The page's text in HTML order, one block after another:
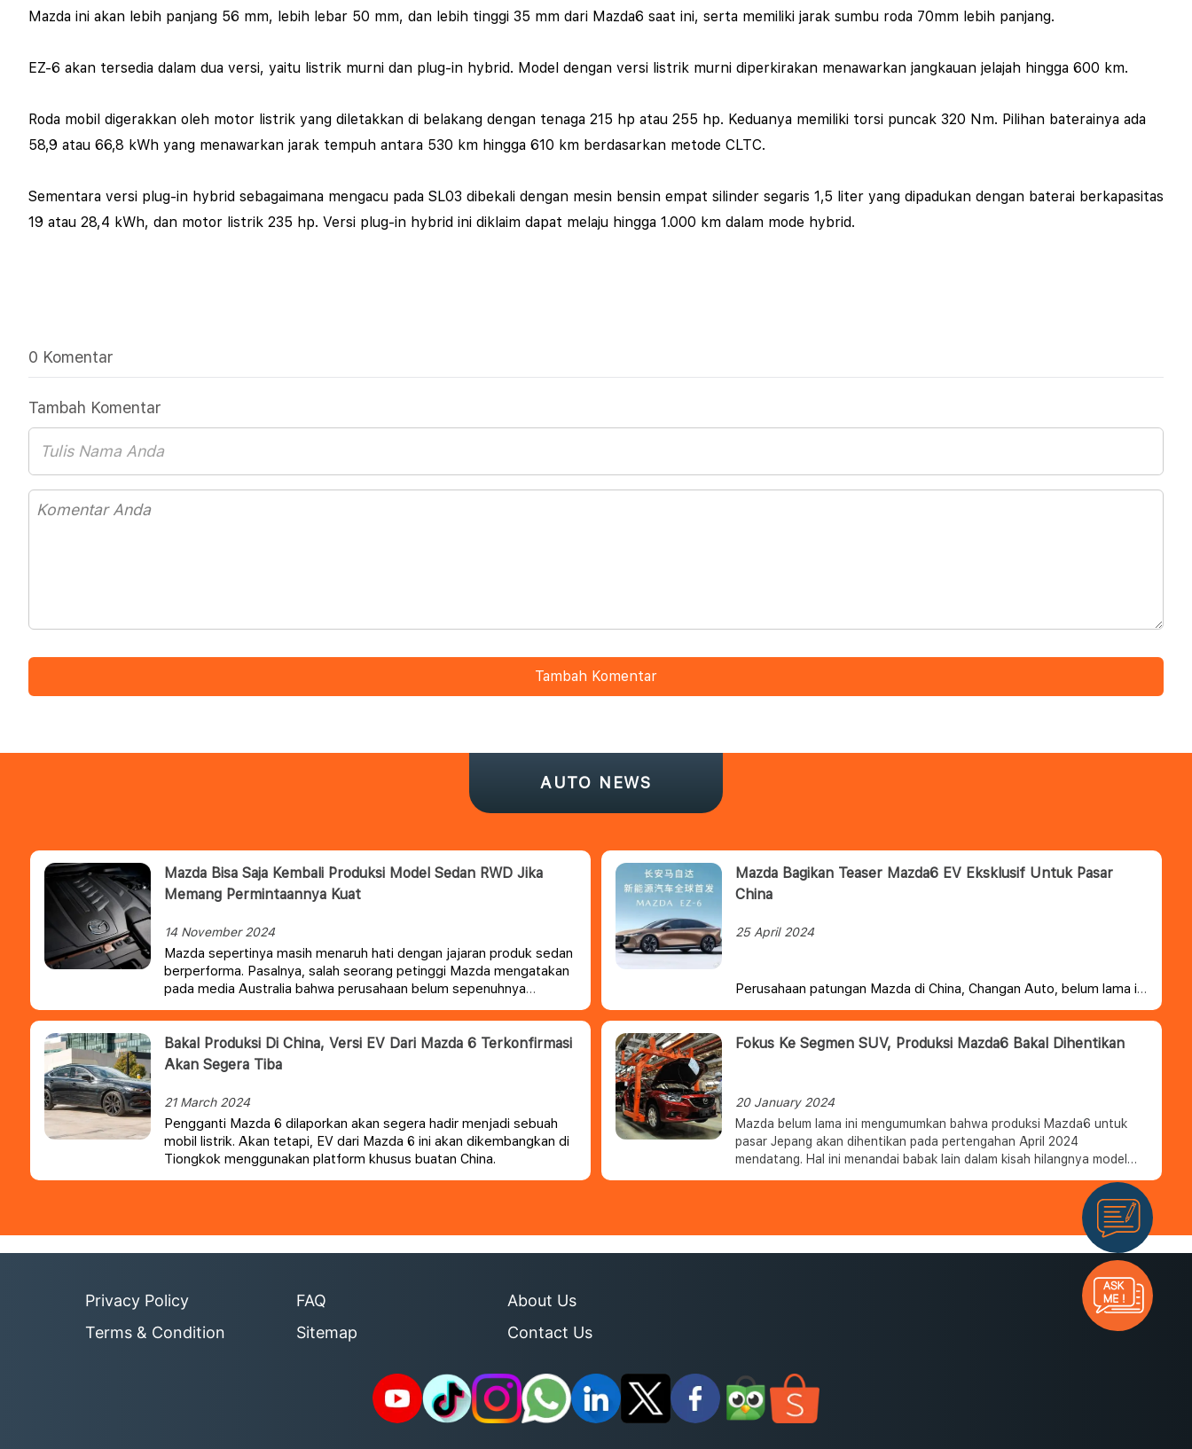
Mazda ini akan lebih panjang 56 mm, lebih lebar 50 mm, dan lebih tinggi 35 mm dari Mazda6 saat ini, serta memiliki jarak sumbu roda 70mm lebih panjang.
EZ-6 akan tersedia dalam dua versi, yaitu listrik murni dan plug-in hybrid. Model dengan versi listrik murni diperkirakan menawarkan jangkauan jelajah hingga 600 km.
Roda mobil digerakkan oleh motor listrik yang diletakkan di belakang dengan tenaga 215 hp atau 255 hp. Keduanya memiliki torsi puncak 320 Nm. Pilihan baterainya ada
58,9 atau 66,8 kWh yang menawarkan jarak tempuh antara 530 km hingga 610 km berdasarkan metode CLTC.
Sementara versi plug-in hybrid sebagaimana mengacu pada SL03 dibekali dengan mesin bensin empat silinder segaris 1,5 liter yang dipadukan dengan baterai berkapasitas
19 atau 28,4 kWh, dan motor listrik 235 hp. Versi plug-in hybrid ini diklaim dapat melaju hingga 1.000 km dalam mode hybrid.
0 Komentar
Tambah Komentar
Tambah Komentar
AUTO NEWS
Mazda Bisa Saja Kembali Produksi Model Sedan RWD Jika
Memang Permintaannya Kuat
14 November 2024
Mazda sepertinya masih menaruh hati dengan jajaran produk sedan
berperforma. Pasalnya, salah seorang petinggi Mazda mengatakan
pada media Australia bahwa perusahaan belum sepenuhnya
menutup pintu untuk Mazda 6 baru dengan rangka RWD.
Mazda Bagikan Teaser Mazda6 EV Eksklusif Untuk Pasar
China
25 April 2024
Perusahaan patungan Mazda di China, Changan Auto, belum lama ini
telah memamerkan sedan listrik baru penerus dari Mazda6. Dilihat
sebagai calon penerus Mazda6 (Atenza) yang dihentikan
produksinya, sedan listrik ini sepertinya akan dijual khusus untuk
Bakal Produksi Di China, Versi EV Dari Mazda 6 Terkonfirmasi
Akan Segera Tiba
21 March 2024
Pengganti Mazda 6 dilaporkan akan segera hadir menjadi sebuah
mobil listrik. Akan tetapi, EV dari Mazda 6 ini akan dikembangkan di
Tiongkok menggunakan platform khusus buatan China.
Fokus Ke Segmen SUV, Produksi Mazda6 Bakal Dihentikan
20 January 2024
Mazda belum lama ini mengumumkan bahwa produksi Mazda6 untuk
pasar Jepang akan dihentikan pada pertengahan April 2024
mendatang. Hal ini menandai babak lain dalam kisah hilangnya model
Privacy Policy
Terms & Condition
FAQ
Sitemap
About Us
Contact Us